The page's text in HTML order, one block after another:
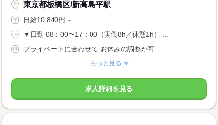
東京都板橋区/新高島平駅
日給10,840円～
▼日勤 08：00〜17：00（実働8h／休憩1h） ...
プライベートに合わせて お休みの調整が可...
もっと見る
求人詳細を見る